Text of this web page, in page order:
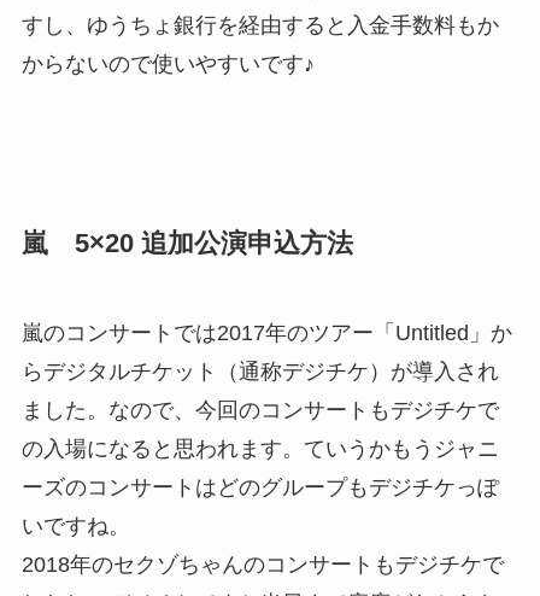
すし、ゆうちょ銀行を経由すると入金手数料もか
からないので使いやすいです♪
嵐 5×20 追加公演申込方法
嵐のコンサートでは2017年のツアー「Untitled」か
らデジタルチケット（通称デジチケ）が導入され
ました。なので、今回のコンサートもデジチケで
の入場になると思われます。ていうかもうジャニ
ーズのコンサートはどのグループもデジチケっぽ
いですね。
2018年のセクゾちゃんのコンサートもデジチケで